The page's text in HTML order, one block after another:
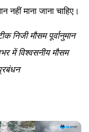
नहीं माना जाना चाहिए।
मौसम पूर्वानुमान
में विश्वसनीय मौसम